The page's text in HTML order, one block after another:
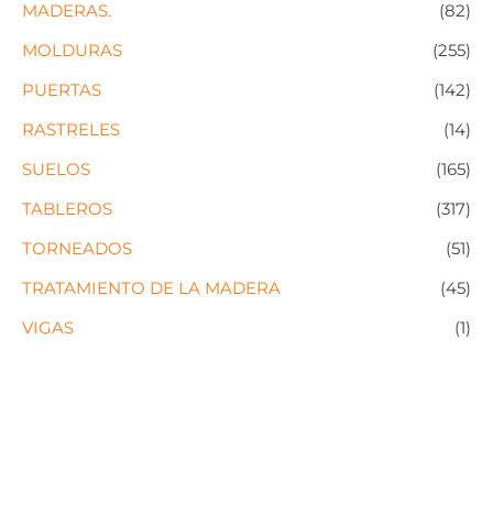
MADERAS.
(82)
MOLDURAS
(255)
PUERTAS
(142)
RASTRELES
(14)
SUELOS
(165)
TABLEROS
(317)
TORNEADOS
(51)
TRATAMIENTO DE LA MADERA
(45)
VIGAS
(1)